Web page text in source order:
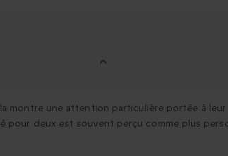
montre une attention particulière portée à leur
pour deux est souvent perçu comme plus